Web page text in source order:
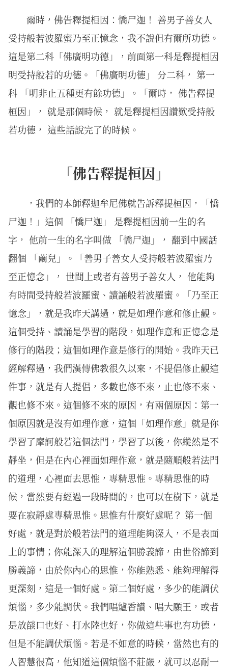
爾時，佛告釋提桓因：憍尸迦！ 善男子善女人
受持般若波羅蜜乃至正憶念，我不說但有爾所功德。
這是第二科「佛廣明功德」，前面第一科是釋提桓因
明受持般若的功德。「佛廣明功德」 分二科， 第一
科 「明非止五種更有餘功德」。「爾時， 佛告釋提
桓因」， 就是那個時候， 就是釋提桓因讚歎受持般
若功德， 這些話說完了的時候。
「佛告釋提桓因」
，我們的本師釋迦牟尼佛就告訴釋提桓因，「憍
尸迦！」這個 「憍尸迦」 是釋提桓因前一生的名
字， 他前一生的名字叫做 「憍尸迦」， 翻到中國話
翻個 「繭兒」。「善男子善女人受持般若波羅蜜乃
至正憶念」， 世間上或者有善男子善女人， 他能夠
有時間受持般若波羅蜜、讀誦般若波羅蜜。「乃至正
憶念」，就是我昨天講過，就是如理作意和修止觀。
這個受持、讀誦是學習的階段，如理作意和正憶念是
修行的階段；這個如理作意是修行的開始。我昨天已
經解釋過，我們漢傳佛教很久以來，不提倡修止觀這
件事，就是有人提倡，多數也修不來，止也修不來、
觀也修不來。這個修不來的原因，有兩個原因：第一
個原因就是沒有如理作意，這個「如理作意」就是你
學習了摩訶般若這個法門，學習了以後，你縱然是不
靜坐，但是在內心裡面如理作意，就是隨順般若法門
的道理，心裡面去思惟，專精思惟。專精思惟的時
候，當然要有經過一段時間的，也可以在樹下，就是
要在寂靜處專精思惟。思惟有什麼好處呢？ 第一個
好處，就是對於般若法門的道理能夠深入，不是表面
上的事情；你能深入的理解這個勝義諦，由世俗諦到
勝義諦，由於你內心的思惟，你能熟悉、能夠理解得
更深刻，這是一個好處。第二個好處，多少的能調伏
煩惱，多少能調伏。我們唱爐香讚、唱大願王，或者
是放燄口也好、打水陸也好，你做這些事也有功德，
但是不能調伏煩惱。若是不如意的時候，當然也有的
人智慧很高，他知道這個煩惱不莊嚴，就可以忍耐一